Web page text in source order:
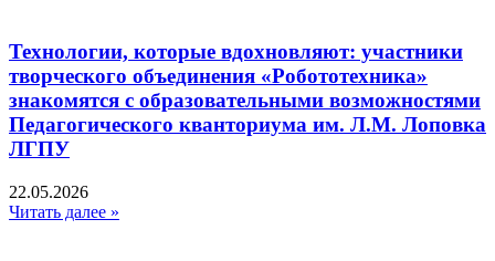
Технологии, которые вдохновляют: участники
творческого объединения «Робототехника»
знакомятся с образовательными возможностями
Педагогического кванториума им. Л.М. Лоповка
ЛГПУ
22.05.2026
Читать далее »